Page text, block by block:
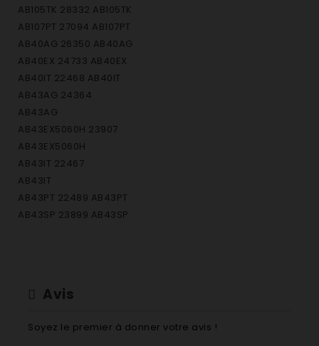
AB105TK 28332 AB105TK
AB107PT 27094 AB107PT
AB40AG 26350 AB40AG
AB40EX 24733 AB40EX
AB40IT 22468 AB40IT
AB43AG 24364
AB43AG
AB43EX5060H 23907
AB43EX5060H
AB43IT 22467
AB43IT
AB43PT 22489 AB43PT
AB43SP 23899 AB43SP
AB53IT 22460 AB53IT
AB60IT 26971 AB60IT
Avis
Soyez le premier à donner votre avis !